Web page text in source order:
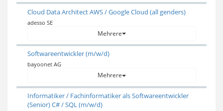
Cloud Data Architect AWS / Google Cloud (all genders)
adesso SE
Mehrere
Softwareentwickler (m/w/d)
bayoonet AG
Mehrere
Informatiker / Fachinformatiker als Softwareentwickler
(Senior) C# / SQL (m/w/d)